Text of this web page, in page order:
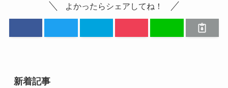
よかったらシェアしてね！
新着記事